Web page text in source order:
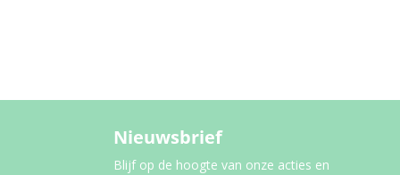
Nieuwsbrief
Blijf op de hoogte van onze acties en